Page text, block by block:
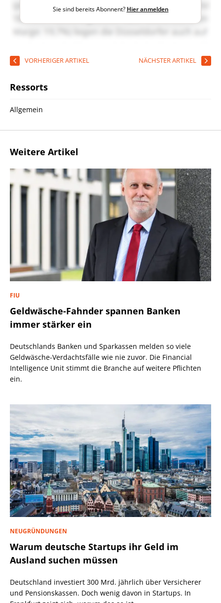
Sie sind bereits Abonnent? Hier anmelden
VORHERIGER ARTIKEL NÄCHSTER ARTIKEL
Ressorts
Allgemein
Weitere Artikel
FIU
Geldwäsche-Fahnder spannen Banken
immer stärker ein
Deutschlands Banken und Sparkassen melden so viele
Geldwäsche-Verdachtsfälle wie nie zuvor. Die Financial
Intelligence Unit stimmt die Branche auf weitere Pflichten
ein.
NEUGRÜNDUNGEN
Warum deutsche Startups ihr Geld im
Ausland suchen müssen
Deutschland investiert 300 Mrd. jährlich über Versicherer
und Pensionskassen. Doch wenig davon in Startups. In